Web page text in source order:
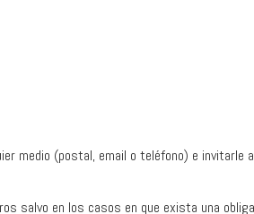
medio (postal, email o teléfono) e invitarle
salvo en los casos en que exista una